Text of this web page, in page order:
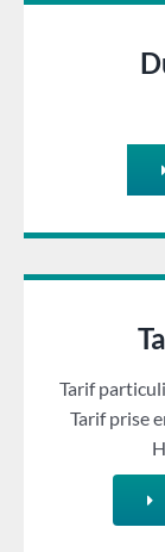
Tarif
Tarif prise